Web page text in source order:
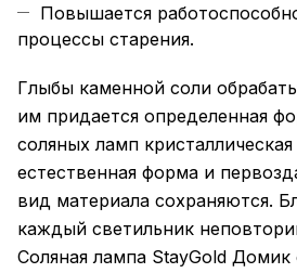
Повышается
процессы старения.
Глыбы каменной соли
им придается определенная
соляных ламп
естественная форма и
вид материала сохраняются.
каждый светильник
Соляная лампа StayGold Домик